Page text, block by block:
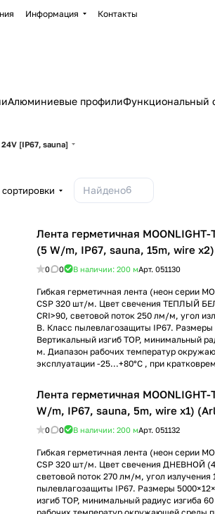
Информация Контакты
Алюминиевые профилиФункциональный
[IP67, sauna]
Найдено6
Лента герметичная
(5 W/m, IP67, sauna, 15m, wire
0 0 В наличии: 200 мАрт. 051130
Гибкая герметичная лента (неон серии
CSP 320 шт/м. Цвет свечения ТЕПЛЫЙ
CRI>90, световой поток 250 лм/м, угол
В. Класс пылевлагозащиты IP67.
Вертикальный изгиб TOP, минимальный
м. Диапазон рабочих температур
эксплуатации -25...+80°С , при
Лента герметичная
W/m, IP67, sauna, 5m, wire x1)
0 0 В наличии: 200 мАрт. 051132
Гибкая герметичная лента (неон серии
CSP 320 шт/м. Цвет свечения ДНЕВНОЙ
световой поток 270 лм/м, угол
пылевлагозащиты IP67. Размеры
изгиб TOP, минимальный радиус изгиба